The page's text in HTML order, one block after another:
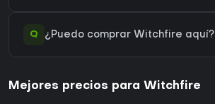
Q ¿Puedo comprar Witchfire aquí?
Mejores precios para Witchfire